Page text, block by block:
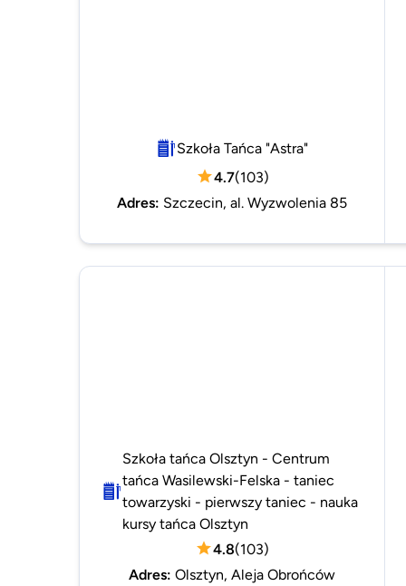
Szkoła Tańca "Astra"
4.7(103)
Adres: Szczecin, al. Wyzwolenia 85
Szkoła tańca Olsztyn - Centrum
tańca Wasilewski-Felska - taniec
towarzyski - pierwszy taniec - nauka
kursy tańca Olsztyn
4.8(103)
Adres: Olsztyn, Aleja Obrońców